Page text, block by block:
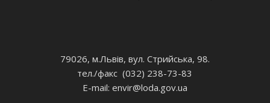
79026, м.Львів, вул. Стрийська, 98.
тел./факс (032) 238-73-83
E-mail: envir@loda.gov.ua